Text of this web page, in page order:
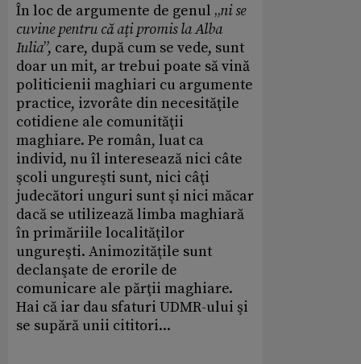
În loc de argumente de genul „ni se
cuvine pentru că aţi promis la Alba
Iulia”, care, după cum se vede, sunt
doar un mit, ar trebui poate să vină
politicienii maghiari cu argumente
practice, izvorâte din necesităţile
cotidiene ale comunităţii
maghiare. Pe român, luat ca
individ, nu îl interesează nici câte
şcoli ungureşti sunt, nici câţi
judecători unguri sunt şi nici măcar
dacă se utilizează limba maghiară
în primăriile localităţilor
ungureşti. Animozităţile sunt
declanşate de erorile de
comunicare ale părţii maghiare.
Hai că iar dau sfaturi UDMR-ului şi
se supără unii cititori...